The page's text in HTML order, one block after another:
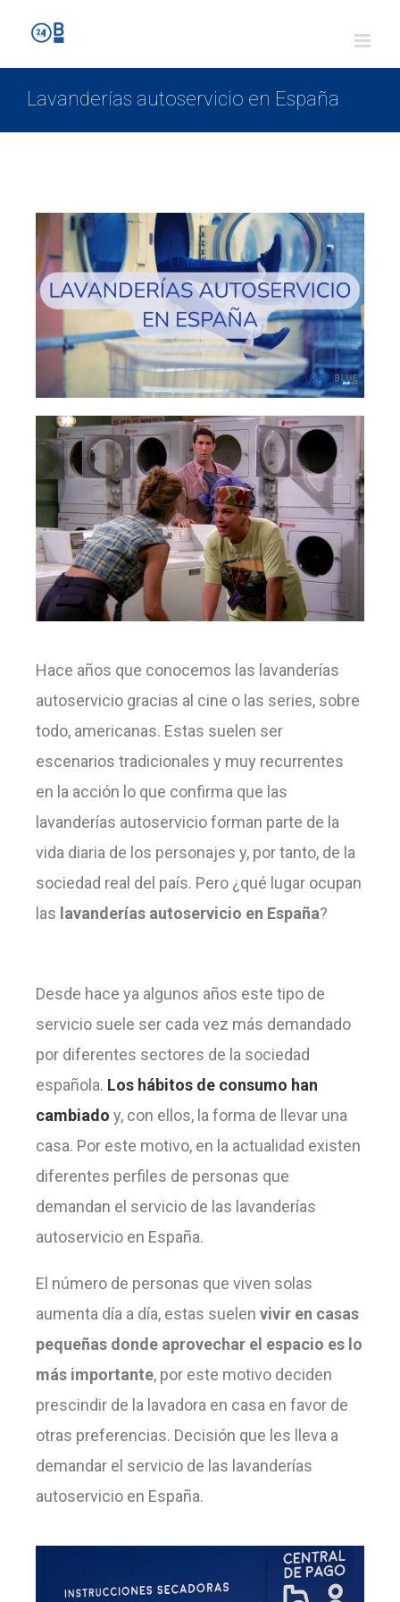
Lavanderías autoservicio en España
Hace años que conocemos las lavanderías
autoservicio gracias al cine o las series, sobre
todo, americanas. Estas suelen ser
escenarios tradicionales y muy recurrentes
en la acción lo que confirma que las
lavanderías autoservicio forman parte de la
vida diaria de los personajes y, por tanto, de la
sociedad real del país. Pero ¿qué lugar ocupan
las lavanderías autoservicio en España?
Desde hace ya algunos años este tipo de
servicio suele ser cada vez más demandado
por diferentes sectores de la sociedad
española. Los hábitos de consumo han
cambiado y, con ellos, la forma de llevar una
casa. Por este motivo, en la actualidad existen
diferentes perfiles de personas que
demandan el servicio de las lavanderías
autoservicio en España.
El número de personas que viven solas
aumenta día a día, estas suelen vivir en casas
pequeñas donde aprovechar el espacio es lo
más importante, por este motivo deciden
prescindir de la lavadora en casa en favor de
otras preferencias. Decisión que les lleva a
demandar el servicio de las lavanderías
autoservicio en España.